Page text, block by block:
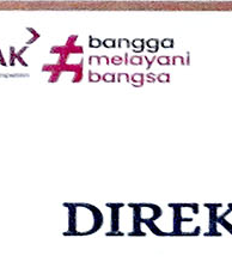
(TASPEN)
atau Kartu Isteri (KARIS)
Disiplin